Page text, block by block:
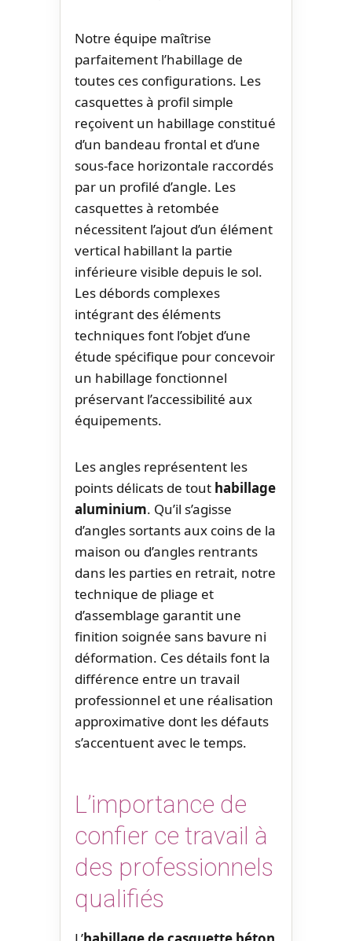
Notre équipe maîtrise
parfaitement l’habillage de
toutes ces configurations. Les
casquettes à profil simple
reçoivent un habillage constitué
d’un bandeau frontal et d’une
sous-face horizontale raccordés
par un profilé d’angle. Les
casquettes à retombée
nécessitent l’ajout d’un élément
vertical habillant la partie
inférieure visible depuis le sol.
Les débords complexes
intégrant des éléments
techniques font l’objet d’une
étude spécifique pour concevoir
un habillage fonctionnel
préservant l’accessibilité aux
équipements.
Les angles représentent les
points délicats de tout habillage
aluminium. Qu’il s’agisse
d’angles sortants aux coins de la
maison ou d’angles rentrants
dans les parties en retrait, notre
technique de pliage et
d’assemblage garantit une
finition soignée sans bavure ni
déformation. Ces détails font la
différence entre un travail
professionnel et une réalisation
approximative dont les défauts
s’accentuent avec le temps.
L’importance de
confier ce travail à
des professionnels
qualifiés